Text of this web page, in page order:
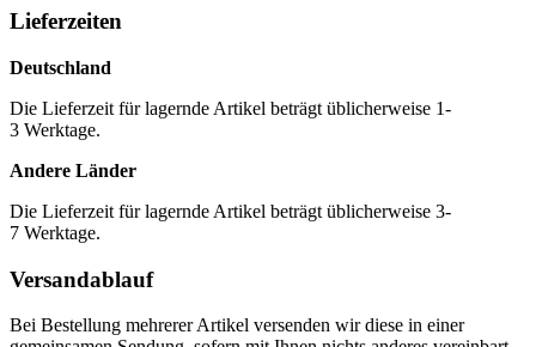
Lieferzeiten
Deutschland
Die Lieferzeit für lagernde Artikel beträgt üblicherweise 1-
3 Werktage.
Andere Länder
Die Lieferzeit für lagernde Artikel beträgt üblicherweise 3-
7 Werktage.
Versandablauf
Bei Bestellung mehrerer Artikel versenden wir diese in einer